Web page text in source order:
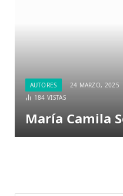
AUTORES 24 MARZO, 2025
184VISTAS
María Camila